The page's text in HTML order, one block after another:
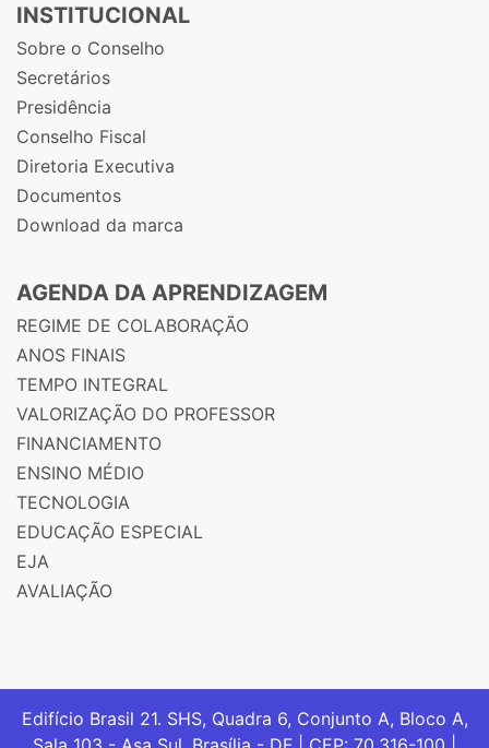
INSTITUCIONAL
Sobre o Conselho
Secretários
Presidência
Conselho Fiscal
Diretoria Executiva
Documentos
Download da marca
AGENDA DA APRENDIZAGEM
REGIME DE COLABORAÇÃO
ANOS FINAIS
TEMPO INTEGRAL
VALORIZAÇÃO DO PROFESSOR
FINANCIAMENTO
ENSINO MÉDIO
TECNOLOGIA
EDUCAÇÃO ESPECIAL
EJA
AVALIAÇÃO
Edifício Brasil 21. SHS, Quadra 6, Conjunto A, Bloco A,